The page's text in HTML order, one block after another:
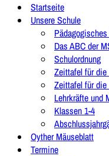
Startseite
Unsere Schule
Das ABC der
Schulordnung
Zeittafel für
Zeittafel für
Lehrkräfte und
Klassen 1-4
Oyther Mäuseblatt
Termine